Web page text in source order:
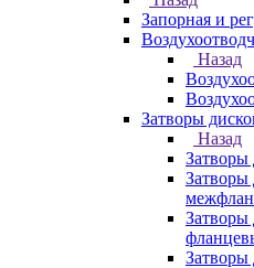
Запорная и
Назад
Затворы
Назад
Затворы
Затворы
Затворы
Затворы